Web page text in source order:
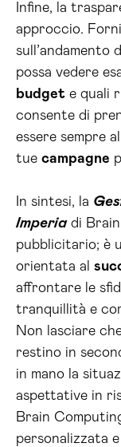
Infine, la
approccio.
sull’andamento
possa vedere
budget e quali
consente di
essere sempre
tue campagne
In sintesi, la
Imperiadi Brain
pubblicitario; è
orientata al
affrontare le
tranquillità e
Non lasciare
restino in
in mano la
aspettative in
Brain
personalizzata